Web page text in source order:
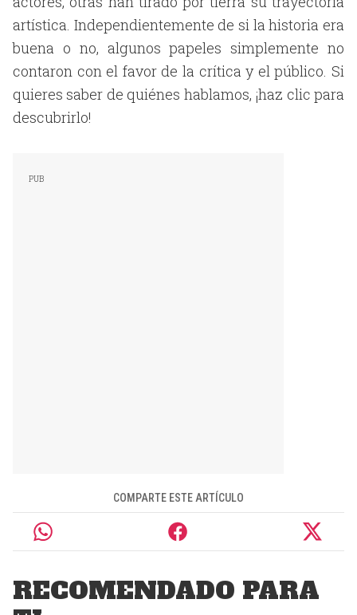
artística. Independientemente de si la historia era
buena o no, algunos papeles simplemente no
contaron con el favor de la crítica y el público. Si
quieres saber de quiénes hablamos, ¡haz clic para
descubrirlo!
COMPARTE ESTE ARTÍCULO
RECOMENDADO PARA